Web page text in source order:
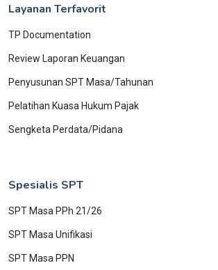
Layanan Terfavorit
TP Documentation
Review Laporan Keuangan
Penyusunan SPT Masa/Tahunan
Pelatihan Kuasa Hukum Pajak
Sengketa Perdata/Pidana
Spesialis SPT
SPT Masa PPh 21/26
SPT Masa Unifikasi
SPT Masa PPN